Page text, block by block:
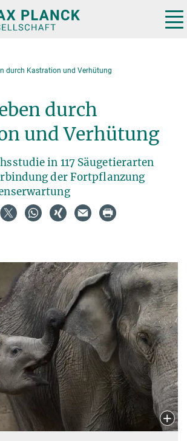
durch Kastration und Verhütung
durch
und Verhütung
in 117 Säugetierarten
der Fortpflanzung